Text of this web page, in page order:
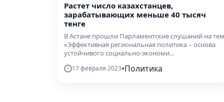
Растет число казахстанцев,
зарабатывающих меньше 40 тысяч
тенге
В Астане прошли Парламентские слушаний на
«Эффективная региональная политика – основа
устойчивого социально-экономи...
17 февраля 2023•Политика